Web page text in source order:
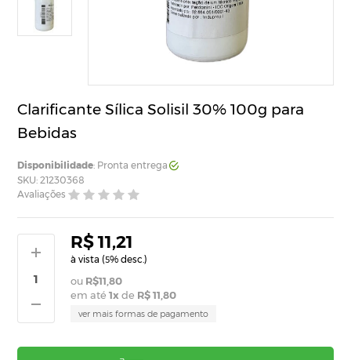
Clarificante Sílica Solisil 30% 100g para
Bebidas
Disponibilidade: Pronta entrega
SKU: 21230368
Avaliações
R$ 11,21
à vista (5% desc.)
R$11,80
em até1x de R$ 11,80
ver mais formas de pagamento